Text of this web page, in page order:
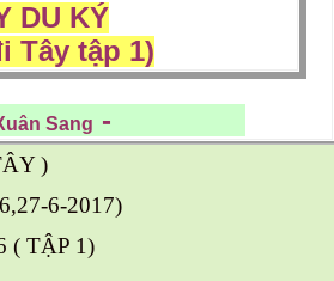
DU KÝ
Tây tập 1)
Sang -
)
6-2017)
( TẬP 1)